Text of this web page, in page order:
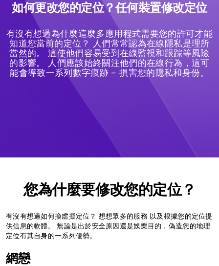
如何更改您的定位？任何裝置修改定位
有沒有想過為什麼這麼多應用程式需要您的許可才能
知道您當前的定位？ 人們常常認為在線隱私是理所
當然的。 這使他們容易受到在線監視和跟踪等風險
的影響。 人們應該始終關注他們的在線行為，這可
能會導致一系列數字痕跡 – 損害您的隱私和身份。
您為什麼要修改您的定位？
有沒有想過如何換虛擬定位？ 想想眾多的服務 以及根據您的定位提
供信息的軟體。 無論是出於安全原因還是娛樂目的，偽造您的地理
定位有其自身的一系列優勢。
網戀